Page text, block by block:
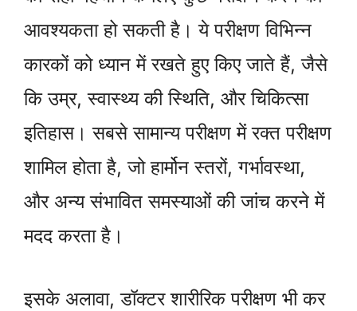
आवश्यकता हो सकती है। ये परीक्षण विभिन्न
कारकों को ध्यान में रखते हुए किए जाते हैं, जैसे
कि उम्र, स्वास्थ्य की स्थिति, और चिकित्सा
इतिहास। सबसे सामान्य परीक्षण में रक्त परीक्षण
शामिल होता है, जो हार्मोन स्तरों, गर्भावस्था,
और अन्य संभावित समस्याओं की जांच करने में
मदद करता है।
इसके अलावा, डॉक्टर शारीरिक परीक्षण भी कर